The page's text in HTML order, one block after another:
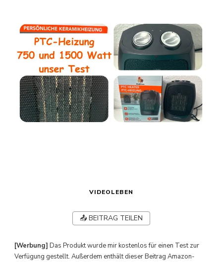
VIDEOLEBEN
📤 BEITRAG TEILEN
[Werbung] Das Produkt wurde mir kostenlos für einen Test zur
Verfügung gestellt. Außerdem enthält dieser Beitrag Amazon-